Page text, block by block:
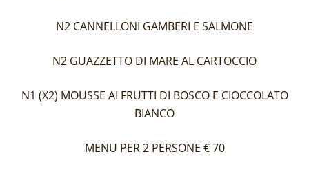
N2 CANNELLONI GAMBERI E SALMONE
N2 GUAZZETTO DI MARE AL CARTOCCIO
N1 (X2) MOUSSE AI FRUTTI DI BOSCO E CIOCCOLATO
BIANCO
MENU PER 2 PERSONE € 70